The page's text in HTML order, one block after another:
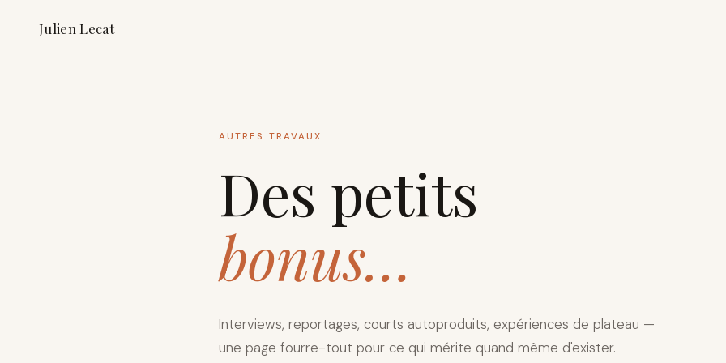
Julien Lecat
AUTRES TRAVAUX
Des petits
bonus…
Interviews, reportages, courts autoproduits, expériences de plateau —
une page fourre-tout pour ce qui mérite quand même d'exister.